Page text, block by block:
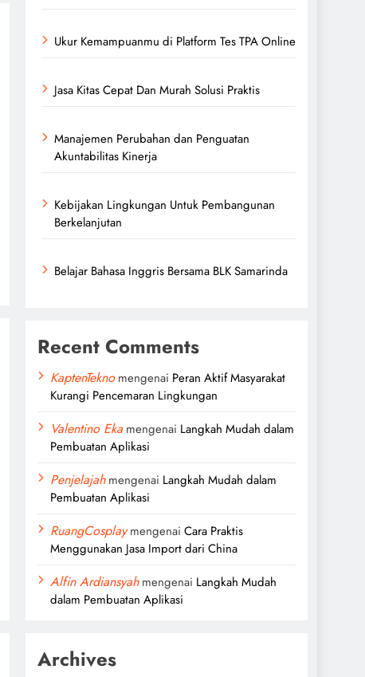
Ukur Kemampuanmu di Platform Tes TPA Online
Jasa Kitas Cepat Dan Murah Solusi Praktis
Manajemen Perubahan dan Penguatan
Akuntabilitas Kinerja
Kebijakan Lingkungan Untuk Pembangunan
Berkelanjutan
Belajar Bahasa Inggris Bersama BLK Samarinda
Recent Comments
KaptenTeknomengenai Peran Aktif Masyarakat
Kurangi Pencemaran Lingkungan
Valentino Eka mengenai Langkah Mudah dalam
Pembuatan Aplikasi
Penjelajahmengenai Langkah Mudah dalam
Pembuatan Aplikasi
RuangCosplaymengenai Cara Praktis
Menggunakan Jasa Import dari China
Alfin Ardiansyahmengenai Langkah Mudah
dalam Pembuatan Aplikasi
Archives